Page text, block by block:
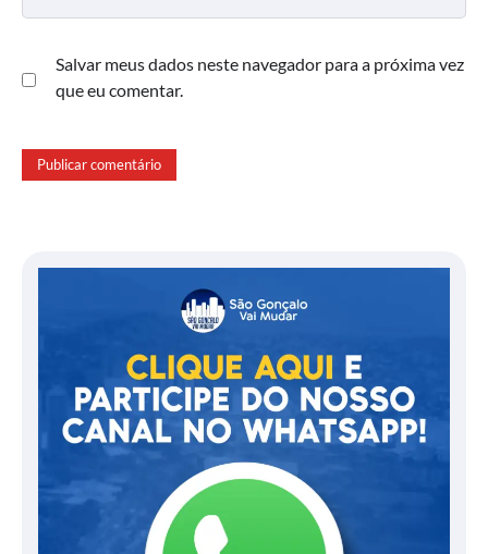
Salvar meus dados neste navegador para a próxima vez
que eu comentar.